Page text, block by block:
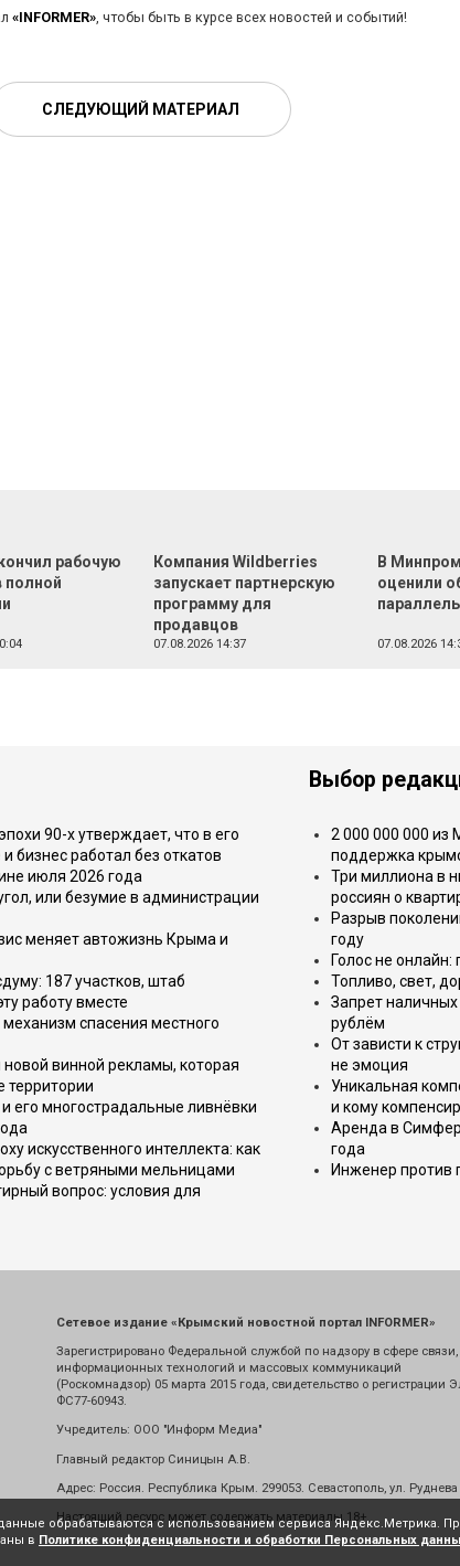
«INFORMER», чтобы быть в курсе всех новостей и событий!
СЛЕДУЮЩИЙ МАТЕРИАЛ
рабочую
полной
Компания Wildberries
запускает партнерскую
программу для
продавцов
07.08.2026 14:37
В
оценили
07.08.2026
90-х утверждает, что в его
бизнес работал без откатов
июля 2026 года
или безумие в администрации
меняет автожизнь Крыма и
187 участков, штаб
работу вместе
спасения местного
винной рекламы, которая
территории
его многострадальные ливнёвки
искусственного интеллекта: как
с ветряными мельницами
вопрос: условия для
Выбор
2 000 000 000 из
поддержка
Три миллиона в
россиян о
Разрыв
году
Голос не
Топливо, свет,
Запрет наличных
рублём
От зависти к
не эмоция
Уникальная
и кому
Аренда в
года
Инженер против
Сетевое издание «Крымский новостной портал INFORMER»
Зарегистрировано Федеральной службой по надзору в сфере связи,
информационных технологий и массовых коммуникаций
(Роскомнадзор) 05 марта 2015 года, свидетельство о регистрации
ФС77-60943.
Учредитель: ООО "Информ Медиа"
Главный редактор Синицын А.В.
Адрес: Россия. Республика Крым. 299053. Севастополь, ул. Руднева
Настоящий ресурс может содержать материалы 18+
обрабатываются с использованием сервиса Яндекс.Метрика.
в Политике конфиденциальности и обработки Персональных